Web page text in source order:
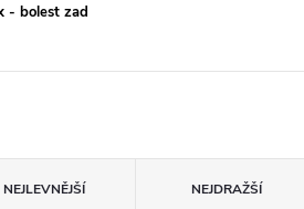
- bolest zad
NEJLEVNĚJŠÍ NEJDRAŽŠÍ